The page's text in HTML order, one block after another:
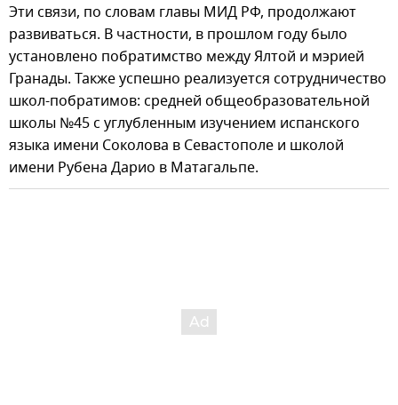
Эти связи, по словам главы МИД РФ, продолжают
развиваться. В частности, в прошлом году было
установлено побратимство между Ялтой и мэрией
Гранады. Также успешно реализуется сотрудничество
школ-побратимов: средней общеобразовательной
школы №45 с углубленным изучением испанского
языка имени Соколова в Севастополе и школой
имени Рубена Дарио в Матагальпе.